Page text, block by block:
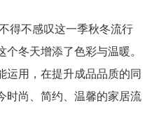
得不感叹这一季秋冬流行
冬天增添了色彩与温暖。
运用，在提升成品品质的同
时尚、简约、温馨的家居流